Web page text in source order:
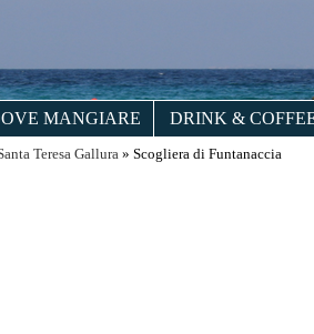
MANGIARE DRINK &
Teresa Gallura » Scogliera di Funtanaccia